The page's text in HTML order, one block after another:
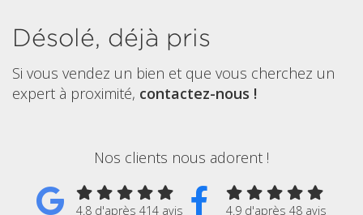
Désolé, déjà pris
Si vous vendez un bien et que vous cherchez un
expert à proximité, contactez-nous !
Nos clients nous adorent !
4.8 d'après 414 avis 4.9 d'après 48 avis